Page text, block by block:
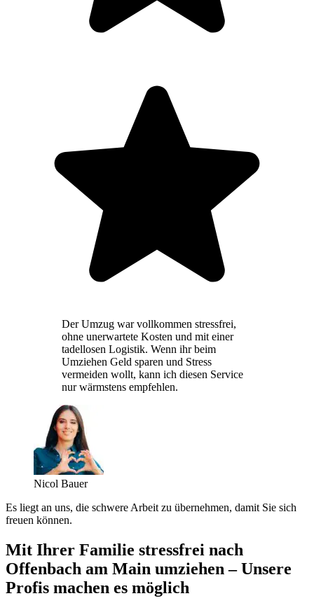
Der Umzug war vollkommen stressfrei,
ohne unerwartete Kosten und mit einer
tadellosen Logistik. Wenn ihr beim
Umziehen Geld sparen und Stress
vermeiden wollt, kann ich diesen Service
nur wärmstens empfehlen.
Nicol Bauer
Es liegt an uns, die schwere Arbeit zu übernehmen, damit Sie sich
freuen können.
Mit Ihrer Familie stressfrei nach
Offenbach am Main umziehen – Unsere
Profis machen es möglich